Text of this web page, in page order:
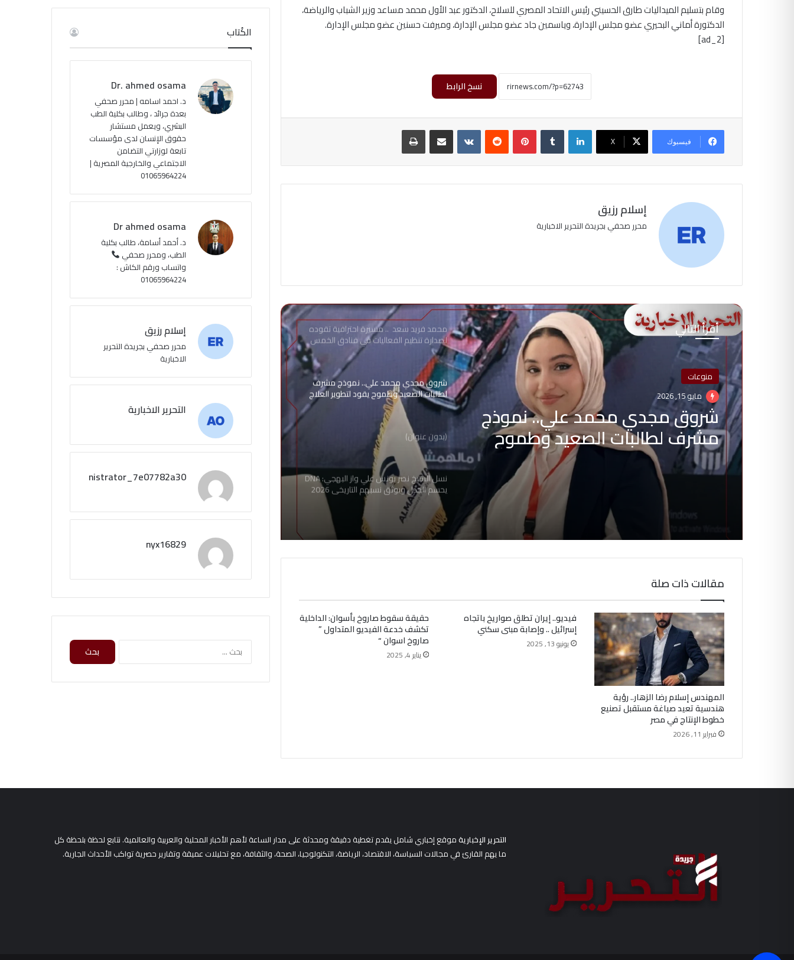
وقام بتسليم الميداليات طارق الحسيني رئيس الاتحاد المصري للسلاح، الدكتور عبد الأول محمد مساعد وزير الشباب والرياضة،
الدكتورة أماني البحيري عضو مجلس الإدارة، وياسمين جاد عضو مجلس الإدارة، وميرفت حسنين عضو مجلس الإدارة.
[ad_2]
نسخ الرابط
فيسبوك ‫X
لينكدإن بينتيريست
إسلام رزيق
محرر صحفي بجريدة التحرير الاخبارية
أقرأ التالي
منوعات
مايو 15, 2026
شروق مجدي محمد علي.. نموذج
مشرف لطالبات الصعيد وطموح
يقود لتطوير العلاج الطبيعي 2026
محمد فريد سعد .. مسيرة احترافية تقوده
لصدارة تنظيم الفعاليات في فنادق الخمس
نجوم
شروق مجدي محمد علي.. نموذج مشرف
لطالبات الصعيد وطموح يقود لتطوير العلاج
الطبيعي 2026
(بدون عنوان)
نسل الشيخ نصر يونس علي واز البهجي: DNA
يحسم الجدل ويوثق نسبهم التاريخي 2026
مقالات ذات صلة
المهندس إسلام رضا الزهار.. رؤية
هندسية تعيد صياغة مستقبل تصنيع
خطوط الإنتاج في مصر
فبراير 11, 2026
فيديو.. إيران تطلق صواريخ باتجاه
إسرائيل .. وإصابة مبنى سكني
يونيو 13, 2025
حقيقة سقوط صاروخ بأسوان: الداخلية
تكشف خدعة الفيديو المتداول ”
صاروخ اسوان “
يناير 4, 2025
س
ب
u
u
ت
ر
ا
م
ص
ل
م
و
ق
ع
S
S
الكُتاب
Dr. ahmed osama
د. احمد اسامه | محرر صحفي
بعدة جرائد ، وطالب بكلية الطب
البشري، ويعمل مستشار
حقوق الإنسان لدى مؤسسات
تابعة لوزارتي التضامن
الاجتماعي والخارجية المصرية |
01065964224
Dr ahmed osama
د. أحمد أسامة، طالب بكلية
الطب، ومحرر صحفي
واتساب ورقم الكاش :
01065964224
إسلام رزيق
محرر صحفي بجريدة التحرير
الاخبارية
التحرير الاخبارية
administrator_7e07782a30
nyx16829
ح
التحرير الإخباريةموقع إخباري شامل يقدم تغطية دقيقة ومحدثة على مدار الساعة لأهم الأخبار المحلية والعربية والعالمية. نتابع لحظة بلحظة كل
ما يهم القارئ في مجالات السياسة، الاقتصاد، الرياضة، التكنولوجيا، الصحة، والثقافة، مع تحليلات عميقة وتقارير حصرية تواكب الأحداث الجارية.